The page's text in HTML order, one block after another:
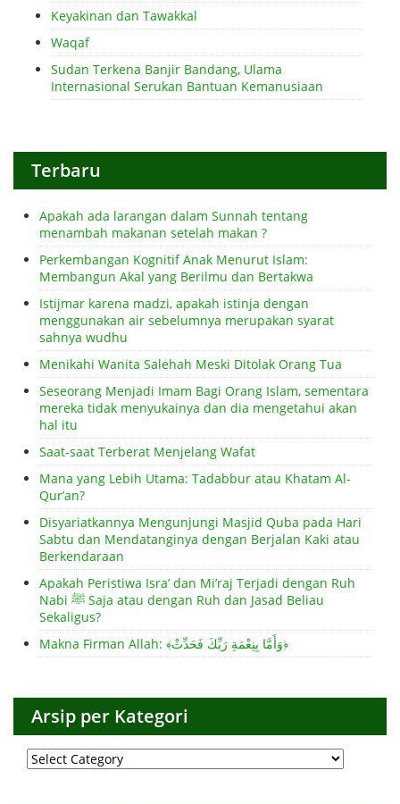
Keyakinan dan Tawakkal
Waqaf
Sudan Terkena Banjir Bandang, Ulama
Internasional Serukan Bantuan Kemanusiaan
Terbaru
Apakah ada larangan dalam Sunnah tentang
menambah makanan setelah makan ?
Perkembangan Kognitif Anak Menurut Islam:
Membangun Akal yang Berilmu dan Bertakwa
Istijmar karena madzi, apakah istinja dengan
menggunakan air sebelumnya merupakan syarat
sahnya wudhu
Menikahi Wanita Salehah Meski Ditolak Orang Tua
Seseorang Menjadi Imam Bagi Orang Islam, sementara
mereka tidak menyukainya dan dia mengetahui akan
hal itu
Saat-saat Terberat Menjelang Wafat
Mana yang Lebih Utama: Tadabbur atau Khatam Al-
Qur’an?
Disyariatkannya Mengunjungi Masjid Quba pada Hari
Sabtu dan Mendatanginya dengan Berjalan Kaki atau
Berkendaraan
Apakah Peristiwa Isra’ dan Mi’raj Terjadi dengan Ruh
Nabi ﷺ Saja atau dengan Ruh dan Jasad Beliau
Sekaligus?
Makna Firman Allah: ﴾وَأَمَّا بِنِعْمَةِ رَبِّكَ فَحَدِّثْ﴿
Arsip per Kategori
Arsip
per